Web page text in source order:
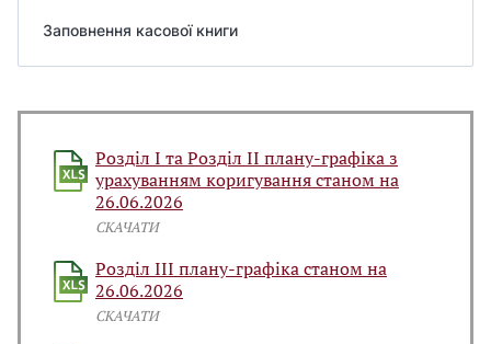
Заповнення касової книги
Розділ І та Розділ ІІ плану-графіка з
урахуванням коригування станом на
26.06.2026
СКАЧАТИ
Розділ ІІІ плану-графіка станом на
26.06.2026
СКАЧАТИ